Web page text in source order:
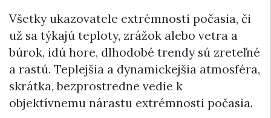
Všetky ukazovatele extrémnosti počasia, či
už sa týkajú teploty, zrážok alebo vetra a
búrok, idú hore, dlhodobé trendy sú zreteľné
a rastú. Teplejšia a dynamickejšia atmosféra,
skrátka, bezprostredne vedie k
objektívnemu nárastu extrémnosti počasia.